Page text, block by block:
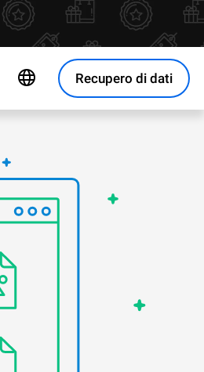
Recupero di dati